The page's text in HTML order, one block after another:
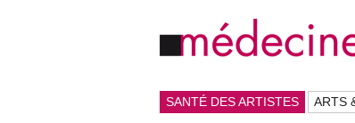
SANTÉ DES ARTISTES ARTS